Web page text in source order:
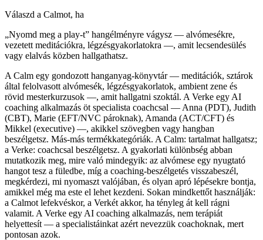
Válaszd a Calmot, ha
„Nyomd meg a play-t” hangélményre vágysz — alvómesékre,
vezetett meditációkra, légzésgyakorlatokra —, amit lecsendesülés
vagy elalvás közben hallgathatsz.
A Calm egy gondozott hanganyag-könyvtár — meditációk, sztárok
által felolvasott alvómesék, légzésgyakorlatok, ambient zene és
rövid mesterkurzusok —, amit hallgatni szoktál. A Verke egy AI
coaching alkalmazás öt specialista coachcsal — Anna (PDT), Judith
(CBT), Marie (EFT/NVC pároknak), Amanda (ACT/CFT) és
Mikkel (executive) —, akikkel szövegben vagy hangban
beszélgetsz. Más-más termékkategóriák. A Calm: tartalmat hallgatsz;
a Verke: coachcsal beszélgetsz. A gyakorlati különbség abban
mutatkozik meg, mire való mindegyik: az alvómese egy nyugtató
hangot tesz a füledbe, míg a coaching-beszélgetés visszabeszél,
megkérdezi, mi nyomaszt valójában, és olyan apró lépésekre bontja,
amikkel még ma este el lehet kezdeni. Sokan mindkettőt használják:
a Calmot lefekvéskor, a Verkét akkor, ha tényleg át kell rágni
valamit. A Verke egy AI coaching alkalmazás, nem terápiát
helyettesít — a specialistáinkat azért nevezzük coachoknak, mert
pontosan azok.